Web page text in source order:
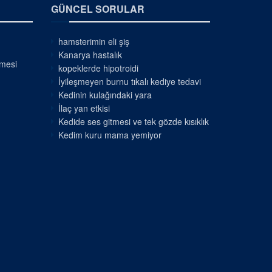
GÜNCEL SORULAR
hamsterimin eli şiş
Kanarya hastalık
kopeklerde hipotroidi
İyileşmeyen burnu tıkalı kediye tedavi
Kedinin kulağındaki yara
İlaç yan etkisi
Kedide ses gitmesi ve tek gözde kısıklık
Kedim kuru mama yemiyor